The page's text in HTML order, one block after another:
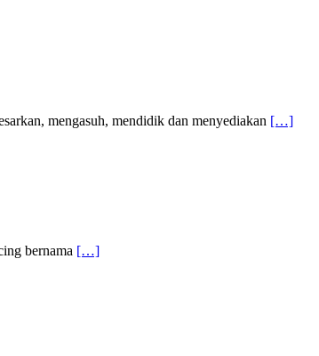
mengasuh, mendidik dan menyediakan […]
bernama […]